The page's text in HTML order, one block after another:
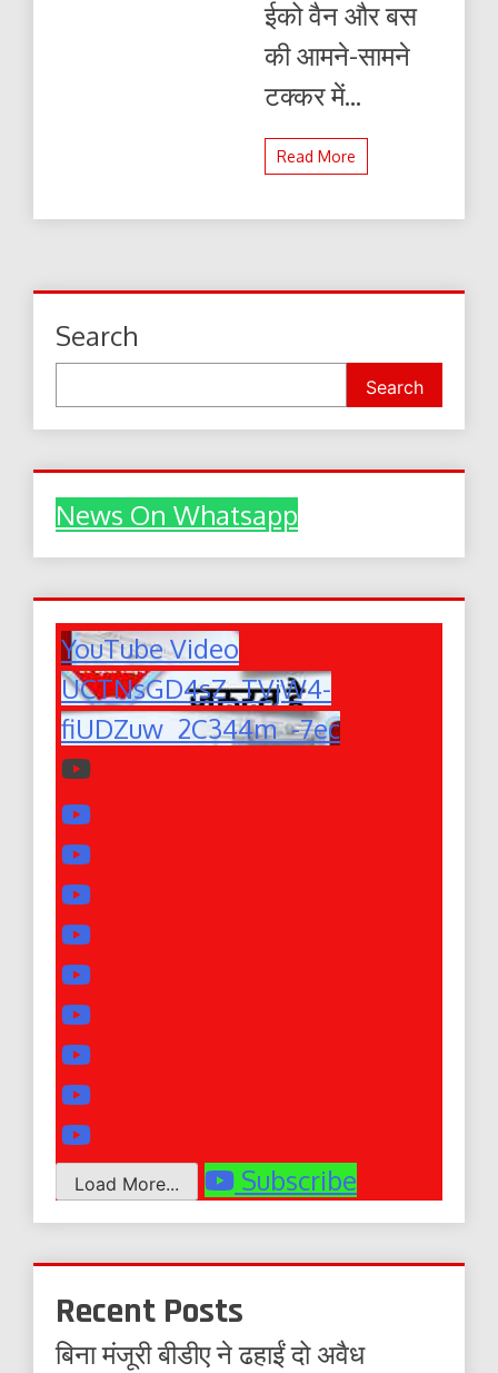
ईको वैन और बस
की आमने-सामने
टक्कर में...
Read More
Search
Search
News On Whatsapp
YouTube Video
UCTNsGD4sZ_TVjW4-
fiUDZuw_2C344m_-7ec
Load More... Subscribe
Recent Posts
बिना मंजूरी बीडीए ने ढहाईं दो अवैध